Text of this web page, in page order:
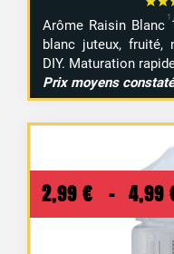
Arôme Raisin
blanc juteux, fruité,
DIY. Maturation
Prix moyens
2,99 € – 4,99